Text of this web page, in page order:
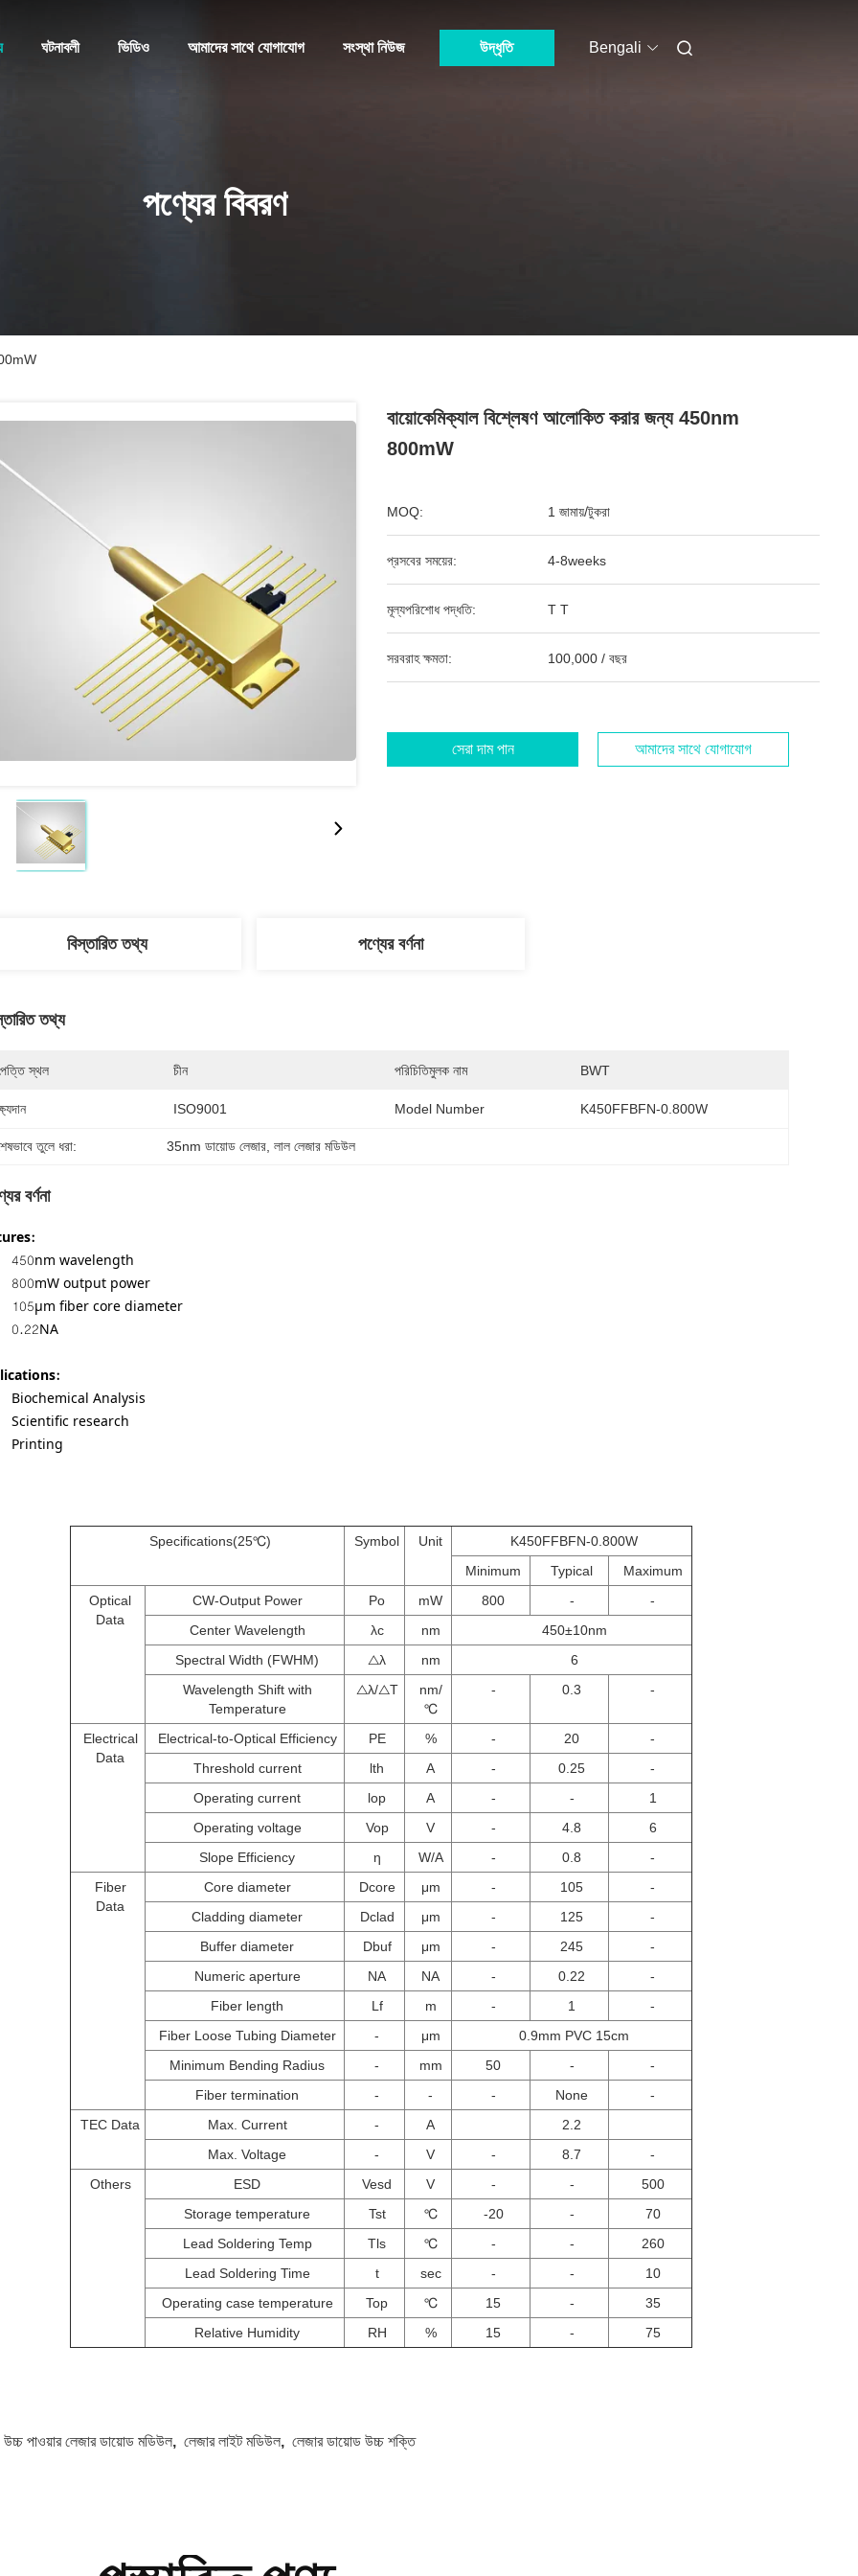
ঘটনাবলী ভিডিও আমাদের সাথে যোগাযোগ সংস্থা নিউজ উদ্ধৃতি Bengali
পণ্যের বিবরণ
বায়োকেমিক্যাল বিশ্লেষণ আলোকিত করার জন্য 450nm
800mW
MOQ: 1 জামায়/টুকরা
প্রসবের সময়ের: 4-8weeks
মূল্যপরিশোধ পদ্ধতি: T T
সরবরাহ ক্ষমতা: 100,000 / বছর
সেরা দাম পান আমাদের সাথে যোগাযোগ
বিস্তারিত তথ্য পণ্যের বর্ণনা
তথ্য
স্থল চীন পরিচিতিমুলক নাম BWT
ISO9001 Model Number K450FFBFN-0.800W
তুলে ধরা: 35nm ডায়োড লেজার , লাল লেজার মডিউল
বর্ণনা
450nm wavelength
800mW output power
105µm fiber core diameter
0.22NA
Biochemical Analysis
Scientific research
Printing
Specifications(25℃) Symbol Unit
K450FFBFN-0.800W
Minimum
Typical
Maximum
Optical
Data
CW-Output Power Po mW 800 -
-
Center Wavelength
λc nm
450±10nm
Spectral Width (FWHM)
△λ nm
6
Wavelength Shift with
Temperature
△λ/△T
nm/
℃
- 0.3 -
Electrical
Data
Electrical-to-Optical Efficiency PE % - 20
-
Threshold current
lth A - 0.25
-
Operating current
lop A - -
1
Operating voltage
Vop V - 4.8
6
Slope Efficiency
η W/A - 0.8
-
Fiber
Data
Core diameter Dcore μm - 105
-
Cladding diameter
Dclad μm - 125
-
Buffer diameter
Dbuf μm - 245
-
Numeric aperture
NA NA - 0.22
-
Fiber length
Lf m - 1
-
Fiber Loose Tubing Diameter
- μm
0.9mm PVC 15cm
Minimum Bending Radius
- mm 50 -
-
Fiber termination
- - - None
-
TEC Data
Max. Current - A
2.2
Max. Voltage
- V - 8.7
-
Others
ESD Vesd V - -
500
Storage temperature
Tst ℃ -20 -
70
Lead Soldering Temp
Tls ℃ - -
260
Lead Soldering Time
t sec - -
10
Operating case temperature
Top ℃ 15 -
35
Relative Humidity
RH % 15 - 75
উচ্চ পাওয়ার লেজার ডায়োড মডিউল, লেজার লাইট মডিউল, লেজার ডায়োড উচ্চ শক্তি